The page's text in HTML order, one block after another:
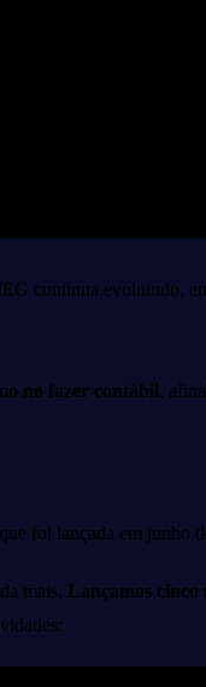
continua evoluindo,
no fazer contábil,
foi lançada em junho
mais. Lançamos cinco